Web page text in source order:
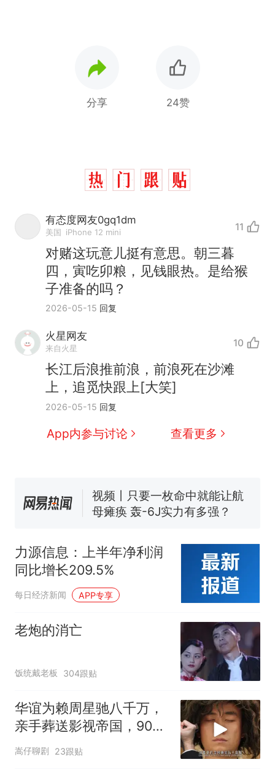
分享 24赞
有态度网友0gq1dm
美国 iPhone 12 mini 11
对赌这玩意儿挺有意思。朝三暮
四，寅吃卯粮，见钱眼热。是给猴
子准备的吗？
2026-05-15 回复
火星网友
来自火星 10
长江后浪推前浪，前浪死在沙滩
上，追觅快跟上[大笑]
2026-05-15 回复
App内参与讨论 查看更多
热 十多万人报名的考试，成绩
全部作废，公平么？
新 全球唯一没有法定首都的国
家，刚改国名，总统就邀请中
国大使骑行绕了几乎整个国境
线一圈，还曾两次到中国寻根
搬家报价570元，搬到楼下交
空调24小时开着反而更省电？
电力部门回应
大风力14级
热
十多万人报名的考试，成绩
全部作废，公平么？
力源信息：上半年净利润
同比增长209.5%
每日经济新闻 APP专享
老炮的消亡
饭统戴老板 304跟贴
华谊为赖周星驰八千万，
亲手葬送影视帝国，900
亿灰飞烟灭
嵩仔聊剧 23跟贴